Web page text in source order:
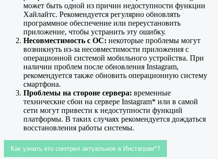
может быть одной из причин недоступности функции
Хайлайтс. Рекомендуется регулярно обновлять
программное обеспечение или переустановить
приложение, чтобы устранить эту ошибку.
Несовместимость с ОС: некоторые проблемы могут
возникнуть из-за несовместимости приложения с
операционной системой мобильного устройства. При
наличии проблем после обновления Instagram,
рекомендуется также обновить операционную систему
смартфона.
Проблемы на стороне сервера: временные
технические сбои на сервере Instagram* или в самой
сети могут привести к недоступности функций
платформы. В таких случаях рекомендуется дождаться
восстановления работы системы.
Как узнать кто смотрел актуальное в Инстаграм*?